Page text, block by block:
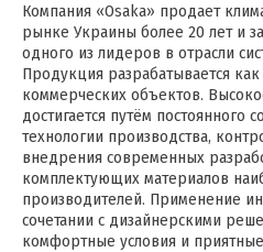
Компания «Osaka» продает
рынке Украины более 20 лет и
одного из лидеров в отрасли
Продукция разрабатывается
коммерческих объектов.
достигается путём постоянного
технологии производства,
внедрения современных
комплектующих материалов
производителей. Применение
сочетании с дизайнерскими
комфортные условия и